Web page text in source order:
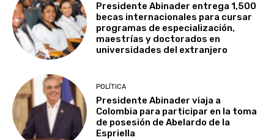
Presidente Abinader entrega 1,500
becas internacionales para cursar
programas de especialización,
maestrías y doctorados en
universidades del extranjero
POLÍTICA
Presidente Abinader viaja a
Colombia para participar en la toma
de posesión de Abelardo de la
Espriella